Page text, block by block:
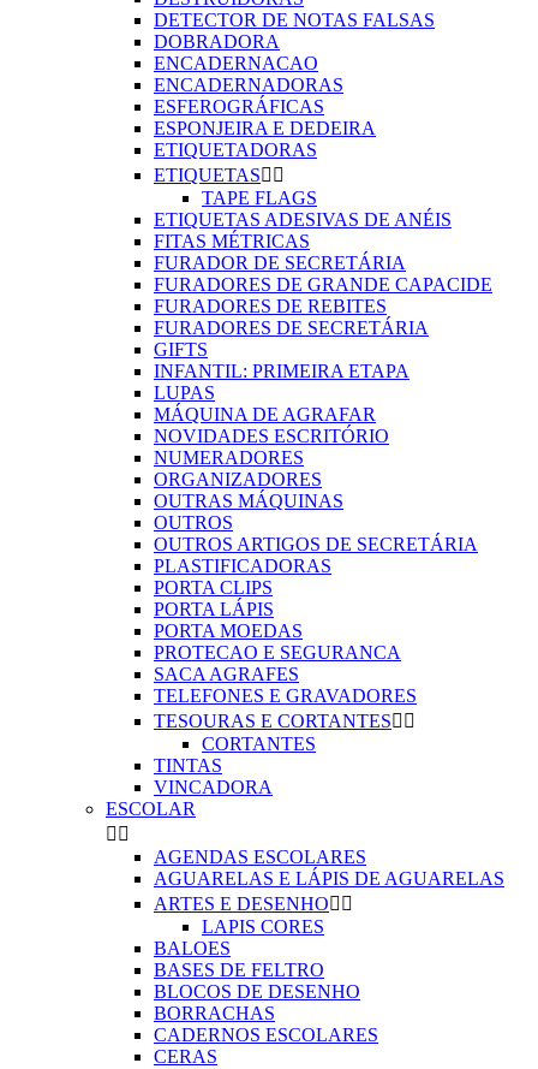
DETECTOR DE NOTAS FALSAS
DOBRADORA
ENCADERNACAO
ENCADERNADORAS
ESFEROGRÁFICAS
ESPONJEIRA E DEDEIRA
ETIQUETADORAS
ETIQUETAS 
TAPE FLAGS
ETIQUETAS ADESIVAS DE ANÉIS
FITAS MÉTRICAS
FURADOR DE SECRETÁRIA
FURADORES DE GRANDE CAPACIDE
FURADORES DE REBITES
FURADORES DE SECRETÁRIA
GIFTS
INFANTIL: PRIMEIRA ETAPA
LUPAS
MÁQUINA DE AGRAFAR
NOVIDADES ESCRITÓRIO
NUMERADORES
ORGANIZADORES
OUTRAS MÁQUINAS
OUTROS
OUTROS ARTIGOS DE SECRETÁRIA
PLASTIFICADORAS
PORTA CLIPS
PORTA LÁPIS
PORTA MOEDAS
PROTECAO E SEGURANCA
SACA AGRAFES
TELEFONES E GRAVADORES
TESOURAS E CORTANTES 
CORTANTES
TINTAS
VINCADORA
ESCOLAR
 
AGENDAS ESCOLARES
AGUARELAS E LÁPIS DE AGUARELAS
ARTES E DESENHO 
LAPIS CORES
BALOES
BASES DE FELTRO
BLOCOS DE DESENHO
BORRACHAS
CADERNOS ESCOLARES
CERAS